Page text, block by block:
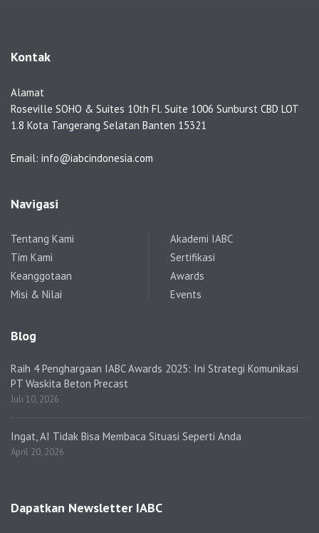
Kontak
Alamat
Roseville SOHO & Suites 10th Fl. Suite 1006 Sunburst CBD LOT
1.8 Kota Tangerang Selatan Banten 15321
Email: info@iabcindonesia.com
Navigasi
Tentang Kami
Tim Kami
Keanggotaan
Misi & Nilai
Akademi IABC
Sertifikasi
Awards
Events
Blog
Raih 4 Penghargaan IABC Awards 2025: Ini Strategi Komunikasi
PT Waskita Beton Precast
Juli 10, 2026
Ingat, AI Tidak Bisa Membaca Situasi Seperti Anda
April 20, 2026
Dapatkan Newsletter IABC